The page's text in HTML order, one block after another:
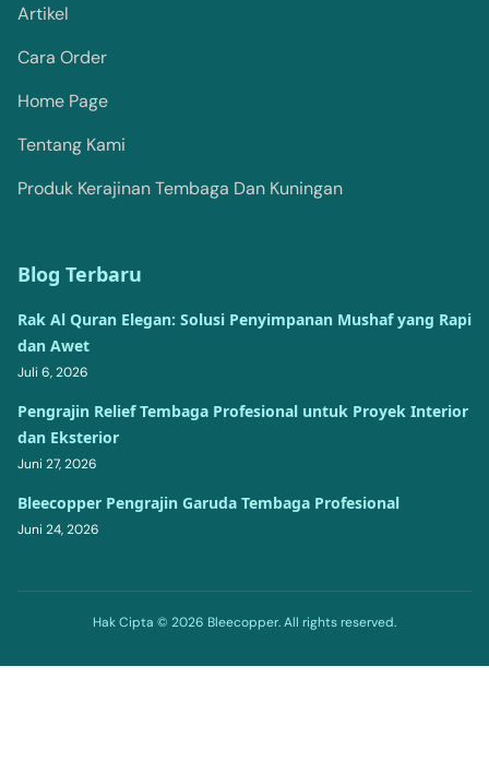
Artikel
Cara Order
Home Page
Tentang Kami
Produk Kerajinan Tembaga Dan Kuningan
Blog Terbaru
Rak Al Quran Elegan: Solusi Penyimpanan Mushaf yang Rapi
dan Awet
Juli 6, 2026
Pengrajin Relief Tembaga Profesional untuk Proyek Interior
dan Eksterior
Juni 27, 2026
Bleecopper Pengrajin Garuda Tembaga Profesional
Juni 24, 2026
Hak Cipta © 2026 Bleecopper. All rights reserved.